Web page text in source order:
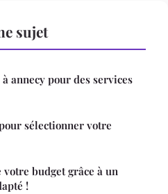
sujet
annecy pour des services
sélectionner votre
budget grâce à un
!